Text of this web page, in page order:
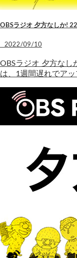
OBSラジオ 夕方なしか!
2022/09/10
OBSラジオ 夕方な
は、1週間遅れでア